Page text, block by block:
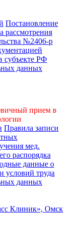
Постановление
рассмотрения
№2406-р
субъекте РФ
данных
прием в
Правила записи
мед.
распорядка
данные о
условий труда
данных